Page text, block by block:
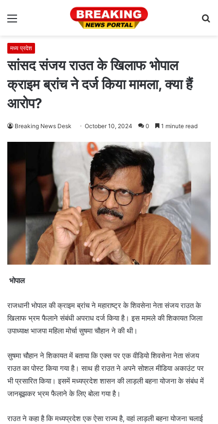
Menu
मध्य प्रदेश
सांसद संजय राउत के खिलाफ भोपाल
क्राइम ब्रांच ने दर्ज किया मामला, क्या हैं
आरोप?
Breaking News Desk October 10, 2024 0 1 minute read
भोपाल
राजधानी भोपाल की क्राइम ब्रांच ने महाराष्ट्र के शिवसेना नेता संजय राउत के
खिलाफ भ्रम फैलाने संबंधी अपराध दर्ज किया है। इस मामले की शिकायत जिला
उपाध्याक्ष भाजपा महिला मोर्चा सुषमा चौहान ने की थी।
सुषमा चौहान ने शिकायत में बताया कि एक्स पर एक वीडियो शिवसेना नेता संजय
राउत का पोस्ट किया गया है। साथ ही राउत ने अपने सोशल मीडिया अकाउंट पर
भी प्रसारित किया। इसमें मध्यप्रदेश शासन की लाड़ली बहना योजना के संबंध में
जानबूझकर भ्रम फैलाने के लिए बोला गया है।
राउत ने कहा है कि मध्यप्रदेश एक ऐसा राज्य है, वहां लाड़ली बहना योजना चलाई